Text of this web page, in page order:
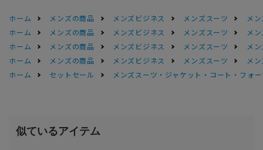
ホーム メンズの商品 メンズビジネス メンズスーツ
メ
ホーム
メンズの商品 メンズビジネス メンズスーツ
メ
ホーム
メンズの商品 メンズビジネス メンズスーツ
メ
ホーム
メンズの商品 メンズビジネス メンズスーツ
メ
ホーム
セットセール メンズスーツ・ジャケット・コート・フォ